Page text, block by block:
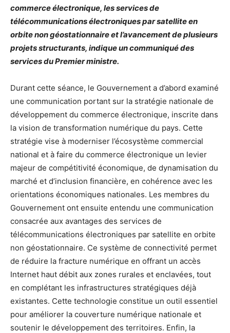
commerce électronique, les services de
télécommunications électroniques par satellite en
orbite non géostationnaire et l’avancement de plusieurs
projets structurants, indique un communiqué des
services du Premier ministre.
Durant cette séance, le Gouvernement a d’abord examiné
une communication portant sur la stratégie nationale de
développement du commerce électronique, inscrite dans
la vision de transformation numérique du pays. Cette
stratégie vise à moderniser l’écosystème commercial
national et à faire du commerce électronique un levier
majeur de compétitivité économique, de dynamisation du
marché et d’inclusion financière, en cohérence avec les
orientations économiques nationales. Les membres du
Gouvernement ont ensuite entendu une communication
consacrée aux avantages des services de
télécommunications électroniques par satellite en orbite
non géostationnaire. Ce système de connectivité permet
de réduire la fracture numérique en offrant un accès
Internet haut débit aux zones rurales et enclavées, tout
en complétant les infrastructures stratégiques déjà
existantes. Cette technologie constitue un outil essentiel
pour améliorer la couverture numérique nationale et
soutenir le développement des territoires. Enfin, la